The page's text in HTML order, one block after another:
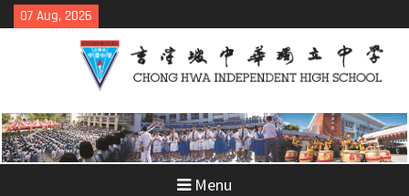
Skip
to
07 Aug, 2026
Menu